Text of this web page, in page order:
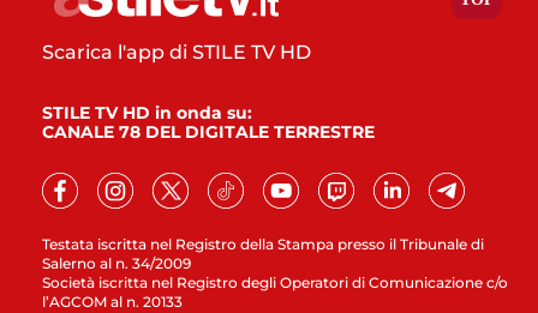
Testata iscritta nel Registro della Stampa presso il Tribunale di
Salerno al n. 34/2009
Società iscritta nel Registro degli Operatori di Comunicazione c/o
l’AGCOM al n. 20133
Scarica l'app di STILE TV HD
STILE TV HD in onda su:
CANALE 78 DEL DIGITALE TERRESTRE